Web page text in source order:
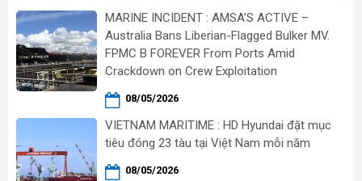
MARINE INCIDENT : AMSA’S ACTIVE –
Australia Bans Liberian-Flagged Bulker MV.
FPMC B FOREVER From Ports Amid
Crackdown on Crew Exploitation
08/05/2026
VIETNAM MARITIME : HD Hyundai đặt mục
tiêu đóng 23 tàu tại Việt Nam mỗi năm
08/05/2026